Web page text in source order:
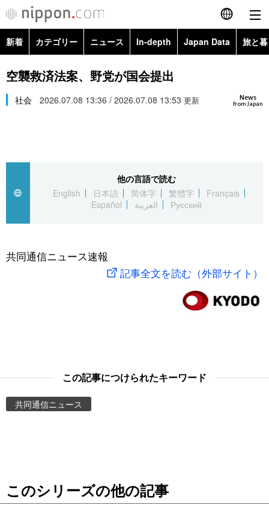
English
繁體字
العربية
社会
旅と暮らし
東京
新着 カテゴリー ニュース In-depth Japan Data 旅と
政治・外交
経済・ビジネス
社会
文化
科学・技術
暮らし
Images
お知らせ
空襲救済法案、野党が国会提出
News
from Japan
社会 2026.07.08 13:36 / 2026.07.08 13:53 更新
他の言語で読む
English
日本語 简体字 繁體字
Français
Español
العربية Русский
共同通信ニュース速報
記事全文を読む（外部サイト）
この記事につけられたキーワード
共同通信ニュース
このシリーズの他の記事